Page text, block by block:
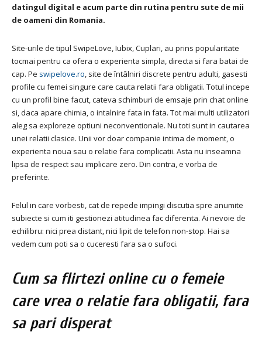
datingul digital e acum parte din rutina pentru sute de mii
de oameni din Romania.
Site-urile de tipul SwipeLove, Iubix, Cuplari, au prins popularitate
tocmai pentru ca ofera o experienta simpla, directa si fara batai de
cap. Pe swipelove.ro, site de întâlniri discrete pentru adulti, gasesti
profile cu femei singure care cauta relatii fara obligatii. Totul incepe
cu un profil bine facut, cateva schimburi de emsaje prin chat online
si, daca apare chimia, o intalnire fata in fata. Tot mai multi utilizatori
aleg sa exploreze optiuni neconventionale. Nu toti sunt in cautarea
unei relatii clasice. Unii vor doar companie intima de moment, o
experienta noua sau o relatie fara complicatii. Asta nu inseamna
lipsa de respect sau implicare zero. Din contra, e vorba de
preferinte.
Felul in care vorbesti, cat de repede impingi discutia spre anumite
subiecte si cum iti gestionezi atitudinea fac diferenta. Ai nevoie de
echilibru: nici prea distant, nici lipit de telefon non-stop. Hai sa
vedem cum poti sa o cuceresti fara sa o sufoci.
Cum sa flirtezi online cu o femeie
care vrea o relatie fara obligatii, fara
sa pari disperat